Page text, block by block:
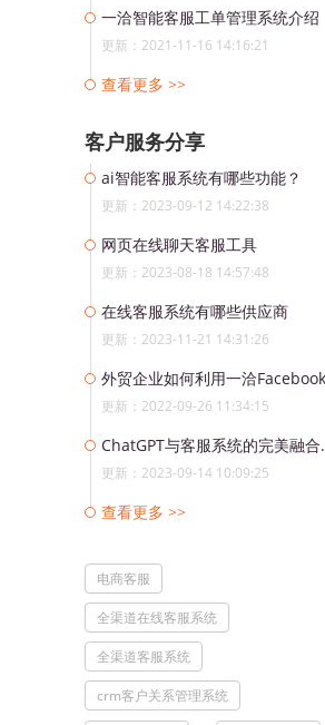
一洽智能客服工单管理系统介绍
更新：2021-11-16 14:16:21
查看更多 >>
客户服务分享
ai智能客服系统有哪些功能？
更新：2023-09-12 14:22:38
网页在线聊天客服工具
更新：2023-08-18 14:57:48
在线客服系统有哪些供应商
更新：2023-11-21 14:31:26
更新：2022-09-26 11:34:15
ChatGPT与客
更新：2023-09-14 10:09:25
查看更多 >>
电商客服
全渠道在线客服系统
全渠道客服系统
crm客户关系管理系统